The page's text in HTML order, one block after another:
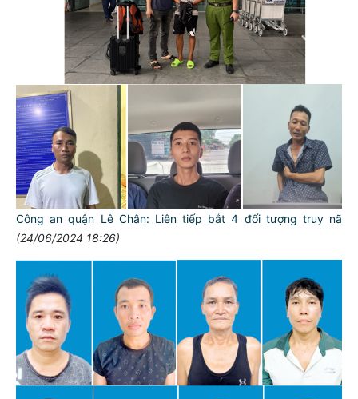
Công an quận Lê Chân: Liên tiếp bắt 4 đối tượng truy nã
(24/06/2024 18:26)